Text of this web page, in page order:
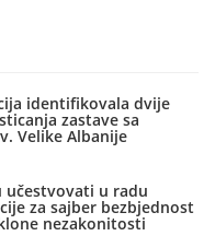
identifikovala dvije
zastave sa
Velike Albanije
učestvovati u radu
za sajber bezbjednost
nezakonitosti